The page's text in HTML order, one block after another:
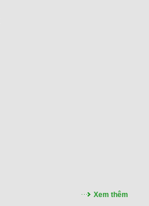
Xem thêm